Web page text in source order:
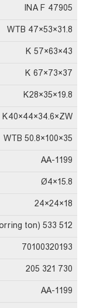
INA F 47905
WTB 47×53×31.8
K 57×63×43
K 67×73×37
K28×35×19.8
K40×44×34.6×ZW
WTB 50.8×100×35
AA-1199
Ø4×15.8
18×24×24
512 533 (Torring ton)
70100320193
730 321 205
AA-1199